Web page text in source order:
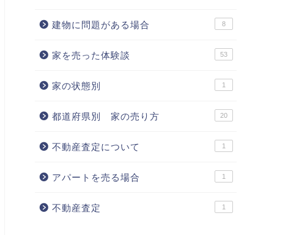
建物に問題がある場合 8
家を売った体験談 53
家の状態別 1
都道府県別 家の売り方 20
不動産査定について 1
アパートを売る場合 1
不動産査定 1